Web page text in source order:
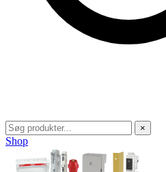
×
Shop